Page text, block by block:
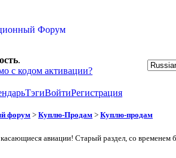
.
с кодом активации?
ТэгиВойтиРегистрация
форум > Куплю-Продам > Куплю-продам
авиации! Старый раздел, со временем